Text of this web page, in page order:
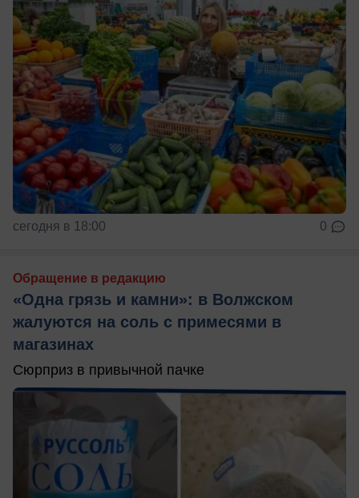
сегодня в 18:00 0
Обращение в редакцию
«Одна грязь и камни»: в Волжском
жалуются на соль с примесями в
магазинах
Сюрприз в привычной пачке